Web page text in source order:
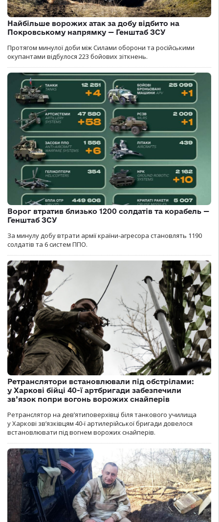
Найбільше ворожих атак за добу відбито на
Покровському напрямку — Генштаб ЗСУ
Протягом минулої доби між Силами оборони та російськими
окупантами відбулося 223 бойових зіткнень.
Ворог втратив близько 1200 солдатів та корабель —
Генштаб ЗСУ
За минулу добу втрати армії країни-агресора становлять 1190
солдатів та 6 систем ППО.
Ретранслятори встановлювали під обстрілами:
у Харкові бійці 40-ї артбригади забезпечили
зв’язок попри вогонь ворожих снайперів
Ретранслятор на дев’ятиповерхівці біля танкового училища
у Харкові зв’язківцям 40-ї артилерійської бригади довелося
встановлювати під вогнем ворожих снайперів.